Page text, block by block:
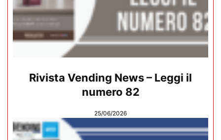
Rivista Vending News – Leggi il
numero 82
25/06/2026